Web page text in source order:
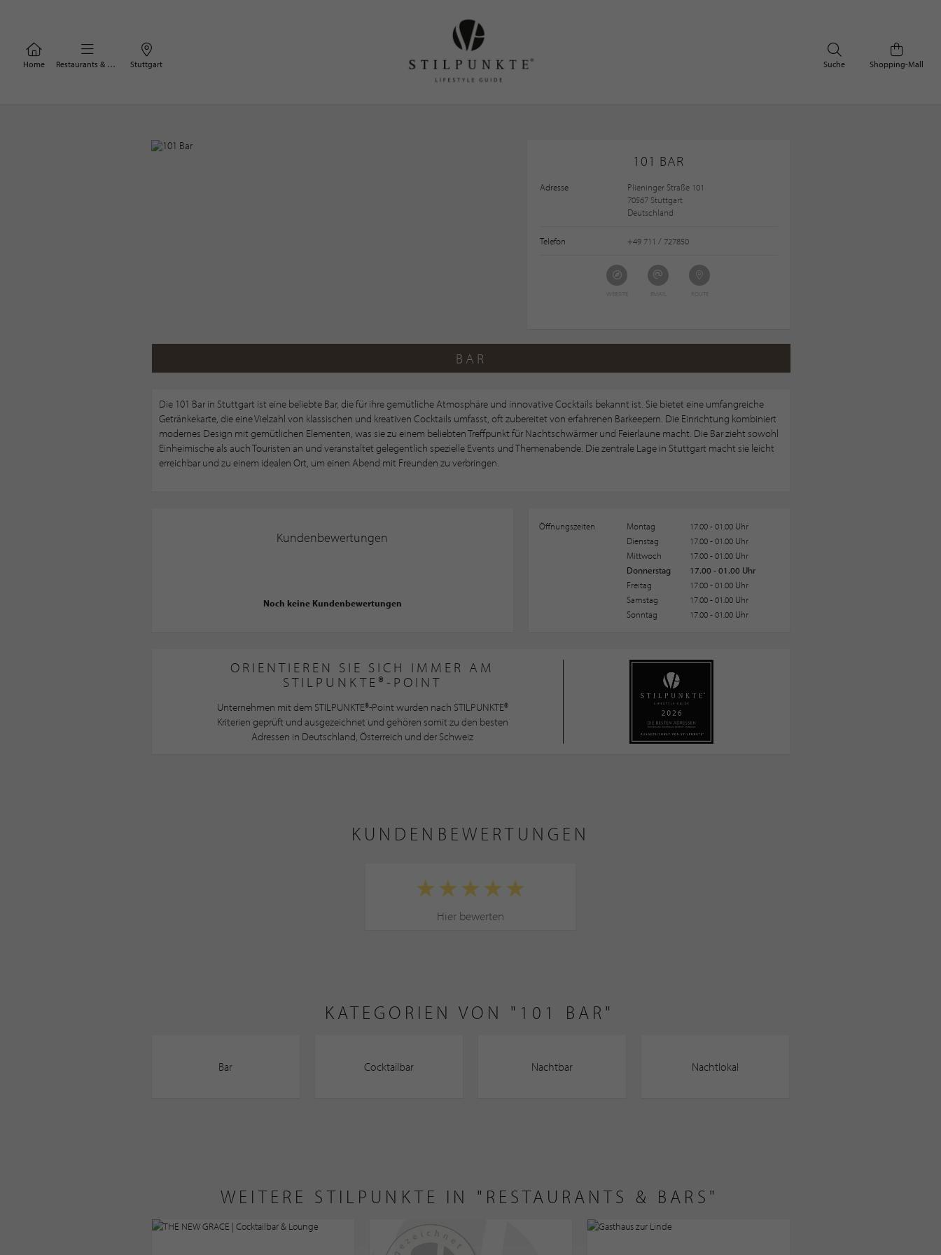
Home Restaurants & Bars Stuttgart Shopping-Mall
Suche
101 BAR
Adresse
Plieninger Straße 101
70567 Stuttgart
Deutschland
Telefon +49 711 / 727850
BAR
Die 101 Bar in Stuttgart ist eine beliebte Bar, die für ihre gemütliche Atmosphäre und innovative Cocktails bekannt ist. Sie bietet eine umfangreiche
Getränkekarte, die eine Vielzahl von klassischen und kreativen Cocktails umfasst, oft zubereitet von erfahrenen Barkeepern. Die Einrichtung kombiniert
modernes Design mit gemütlichen Elementen, was sie zu einem beliebten Treffpunkt für Nachtschwärmer und Feierlaune macht. Die Bar zieht sowohl
Einheimische als auch Touristen an und veranstaltet gelegentlich spezielle Events und Themenabende. Die zentrale Lage in Stuttgart macht sie leicht
erreichbar und zu einem idealen Ort, um einen Abend mit Freunden zu verbringen.
Kundenbewertungen
Noch keine Kundenbewertungen
Öffnungszeiten Montag
17.00 - 01.00 Uhr
Dienstag
17.00 - 01.00 Uhr
Mittwoch
17.00 - 01.00 Uhr
Donnerstag
17.00 - 01.00 Uhr
Freitag
17.00 - 01.00 Uhr
Samstag
17.00 - 01.00 Uhr
Sonntag
17.00 - 01.00 Uhr
ORIENTIEREN SIE SICH IMMER AM
STILPUNKTE®-POINT
Unternehmen mit dem STILPUNKTE®-Point wurden nach STILPUNKTE®
Kriterien geprüft und ausgezeichnet und gehören somit zu den besten
Adressen in Deutschland, Österreich und der Schweiz
KUNDENBEWERTUNGEN
Hier bewerten
KATEGORIEN VON "101 BAR"
Bar Cocktailbar Nachtbar Nachtlokal
WEITERE STILPUNKTE IN "RESTAURANTS & BARS"